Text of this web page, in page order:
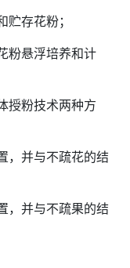
贮存花粉；
粉悬浮培养和计
授粉技术两种方
，并与不疏花的结
，并与不疏果的结